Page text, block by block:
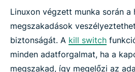
Linuxon végzett munka során a
megszakadások
biztonságát. A kill switch
minden adatforgalmat, ha a
megszakad, így megelőzi az